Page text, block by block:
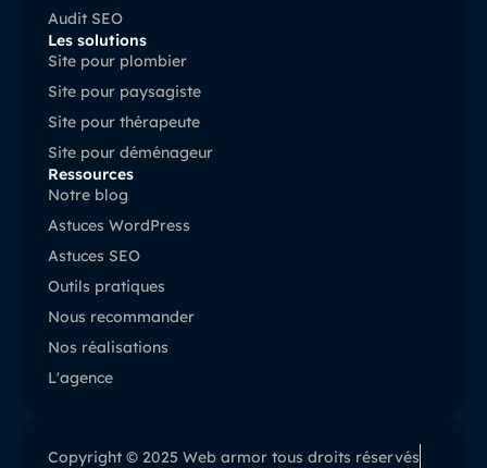
Audit SEO
Les solutions
Site pour plombier
Site pour paysagiste
Site pour thérapeute
Site pour déménageur
Ressources
Notre blog
Astuces WordPress
Astuces SEO
Outils pratiques
Nous recommander
Nos réalisations
L'agence
Copyright © 2025 Web armor tous droits réservés